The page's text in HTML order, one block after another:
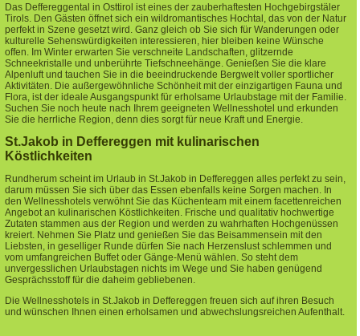
Das Deffereggental in Osttirol ist eines der zauberhaftesten Hochgebirgstäler
Tirols. Den Gästen öffnet sich ein wildromantisches Hochtal, das von der Natur
perfekt in Szene gesetzt wird. Ganz gleich ob Sie sich für Wanderungen oder
kulturelle Sehenswürdigkeiten interessieren, hier bleiben keine Wünsche
offen. Im Winter erwarten Sie verschneite Landschaften, glitzernde
Schneekristalle und unberührte Tiefschneehänge. Genießen Sie die klare
Alpenluft und tauchen Sie in die beeindruckende Bergwelt voller sportlicher
Aktivitäten. Die außergewöhnliche Schönheit mit der einzigartigen Fauna und
Flora, ist der ideale Ausgangspunkt für erholsame Urlaubstage mit der Familie.
Suchen Sie noch heute nach Ihrem geeigneten Wellnesshotel und erkunden
Sie die herrliche Region, denn dies sorgt für neue Kraft und Energie.
St.Jakob in Deffereggen mit kulinarischen
Köstlichkeiten
Rundherum scheint im Urlaub in St.Jakob in Deffereggen alles perfekt zu sein,
darum müssen Sie sich über das Essen ebenfalls keine Sorgen machen. In
den Wellnesshotels verwöhnt Sie das Küchenteam mit einem facettenreichen
Angebot an kulinarischen Köstlichkeiten. Frische und qualitativ hochwertige
Zutaten stammen aus der Region und werden zu wahrhaften Hochgenüssen
kreiert. Nehmen Sie Platz und genießen Sie das Beisammensein mit den
Liebsten, in geselliger Runde dürfen Sie nach Herzenslust schlemmen und
vom umfangreichen Buffet oder Gänge-Menü wählen. So steht dem
unvergesslichen Urlaubstagen nichts im Wege und Sie haben genügend
Gesprächsstoff für die daheim gebliebenen.
Die Wellnesshotels in St.Jakob in Deffereggen freuen sich auf ihren Besuch
und wünschen Ihnen einen erholsamen und abwechslungsreichen Aufenthalt.